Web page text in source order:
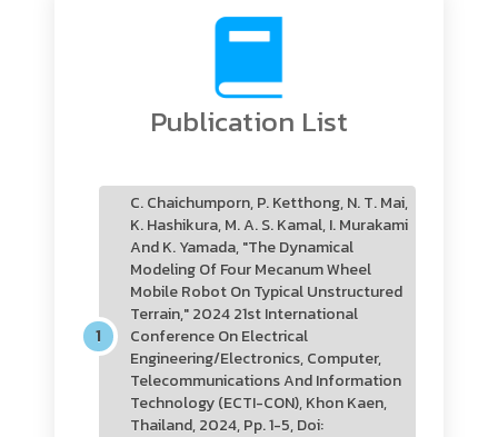
Publication List
C. Chaichumporn, P. Ketthong, N. T. Mai,
K. Hashikura, M. A. S. Kamal, I. Murakami
And K. Yamada, "The Dynamical
Modeling Of Four Mecanum Wheel
Mobile Robot On Typical Unstructured
Terrain," 2024 21st International
Conference On Electrical
Engineering/Electronics, Computer,
Telecommunications And Information
Technology (ECTI-CON), Khon Kaen,
Thailand, 2024, Pp. 1-5, Doi: